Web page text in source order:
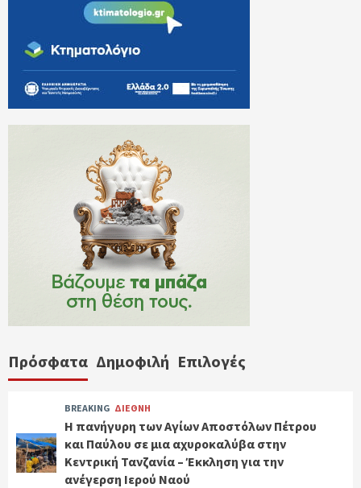
Πρόσφατα Δημοφιλή Επιλογές
BREAKING ΔΙΕΘΝΗ
Η πανήγυρη των Αγίων Αποστόλων Πέτρου
και Παύλου σε μια αχυροκαλύβα στην
Κεντρική Τανζανία – Έκκληση για την
ανέγερση Ιερού Ναού